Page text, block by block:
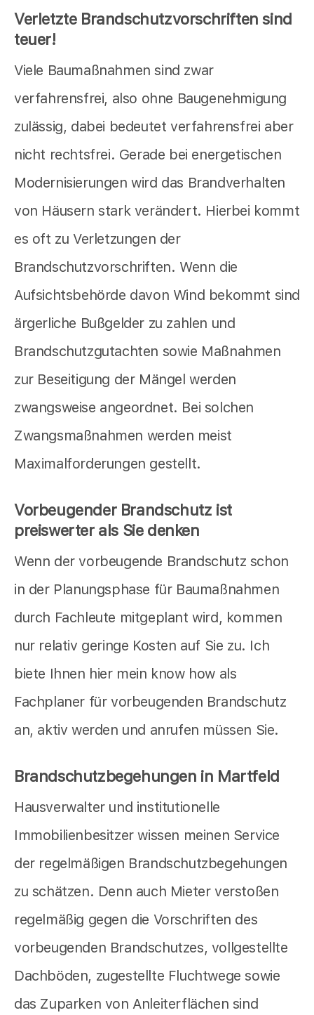
Verletzte Brandschutzvorschriften sind
teuer!
Viele Baumaßnahmen sind zwar
verfahrensfrei, also ohne Baugenehmigung
zulässig, dabei bedeutet verfahrensfrei aber
nicht rechtsfrei. Gerade bei energetischen
Modernisierungen wird das Brandverhalten
von Häusern stark verändert. Hierbei kommt
es oft zu Verletzungen der
Brandschutzvorschriften. Wenn die
Aufsichtsbehörde davon Wind bekommt sind
ärgerliche Bußgelder zu zahlen und
Brandschutzgutachten sowie Maßnahmen
zur Beseitigung der Mängel werden
zwangsweise angeordnet. Bei solchen
Zwangsmaßnahmen werden meist
Maximalforderungen gestellt.
Vorbeugender Brandschutz ist
preiswerter als Sie denken
Wenn der vorbeugende Brandschutz schon
in der Planungsphase für Baumaßnahmen
durch Fachleute mitgeplant wird, kommen
nur relativ geringe Kosten auf Sie zu. Ich
biete Ihnen hier mein know how als
Fachplaner für vorbeugenden Brandschutz
an, aktiv werden und anrufen müssen Sie.
Brandschutzbegehungen in Martfeld
Hausverwalter und institutionelle
Immobilienbesitzer wissen meinen Service
der regelmäßigen Brandschutzbegehungen
zu schätzen. Denn auch Mieter verstoßen
regelmäßig gegen die Vorschriften des
vorbeugenden Brandschutzes, vollgestellte
Dachböden, zugestellte Fluchtwege sowie
das Zuparken von Anleiterflächen sind